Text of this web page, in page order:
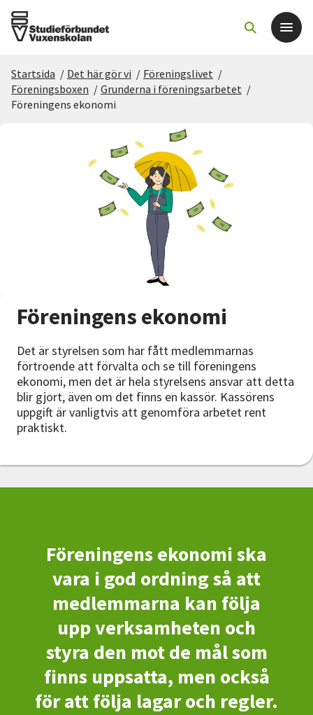
Det här gör vi
Sök kurser och evenemang
Nyheter
Avdelningar
Lyssna
Startsida / Det här gör vi / Föreningslivet /
Föreningsboxen / Grunderna i föreningsarbetet /
Föreningens ekonomi
Föreningens ekonomi
Det är styrelsen som har fått medlemmarnas
förtroende att förvalta och se till föreningens
ekonomi, men det är hela styrelsens ansvar att detta
blir gjort, även om det finns en kassör. Kassörens
uppgift är vanligtvis att genomföra arbetet rent
praktiskt.
Föreningens ekonomi ska
vara i god ordning så att
medlemmarna kan följa
upp verksamheten och
styra den mot de mål som
finns uppsatta, men också
för att följa lagar och regler.